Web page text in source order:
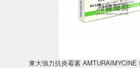
東大強力抗炎霉素 AMTURAIMYCINE